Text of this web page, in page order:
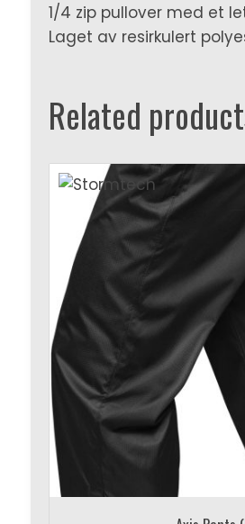
1/4 zip pullover med et
Laget av resirkulert
Related